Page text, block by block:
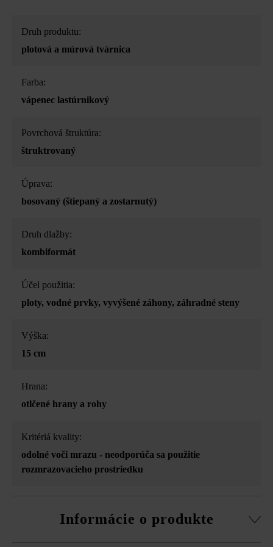
Druh produktu:
plotová a múrová tvárnica
Farba:
vápenec lastúrnikový
Povrchová štruktúra:
štruktrovaný
Úprava:
bosovaný (štiepaný a zostarnutý)
Druh dlažby:
kombiformát
Účel použitia:
ploty, vodné prvky, vyvýšené záhony, záhradné steny
Výška:
15 cm
Hrana:
otlčené hrany a rohy
Kritériá kvality:
odolné voči mrazu - neodporúča sa použitie
rozmrazovacieho prostriedku
Informácie o produkte